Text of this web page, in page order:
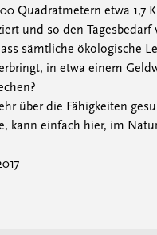
Quadratmetern etwa 1,7
und so den Tagesbedarf
sämtliche ökologische
in etwa einem
über die Fähigkeiten
kann einfach hier, im